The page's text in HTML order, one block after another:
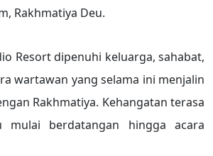
Rakhmatiya Deu.
Resort dipenuhi keluarga, sahabat,
wartawan yang selama ini menjalin
Rakhmatiya. Kehangatan terasa
mulai berdatangan hingga acara